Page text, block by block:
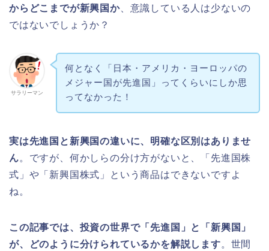
からどこまでが新興国か、意識している人は少ないの
ではないでしょうか？
サラリーマン
何となく「日本・アメリカ・ヨーロッパの
メジャー国が先進国」ってくらいにしか思
ってなかった！
実は先進国と新興国の違いに、明確な区別はありませ
ん。ですが、何かしらの分け方がないと、「先進国株
式」や「新興国株式」という商品はできないですよ
ね。
この記事では、投資の世界で「先進国」と「新興国」
が、どのように分けられているかを解説します。世間